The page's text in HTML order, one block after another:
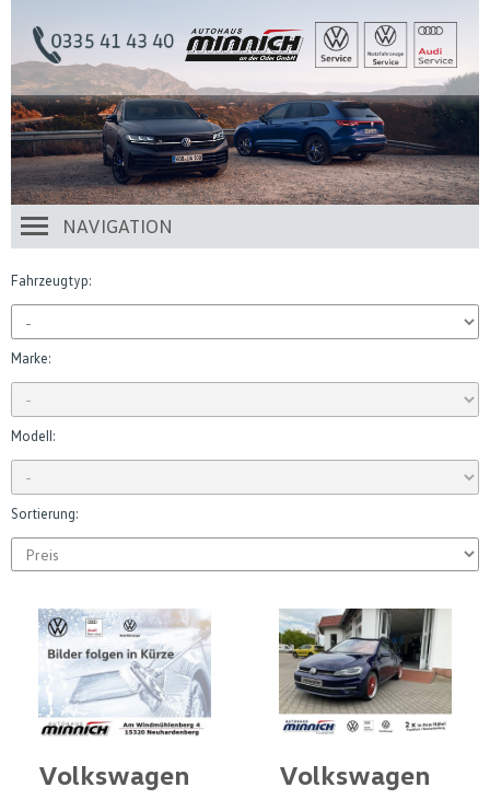
NAVIGATION
Fahrzeugtyp:
Marke:
Modell:
Sortierung:
Volkswagen
Volkswagen